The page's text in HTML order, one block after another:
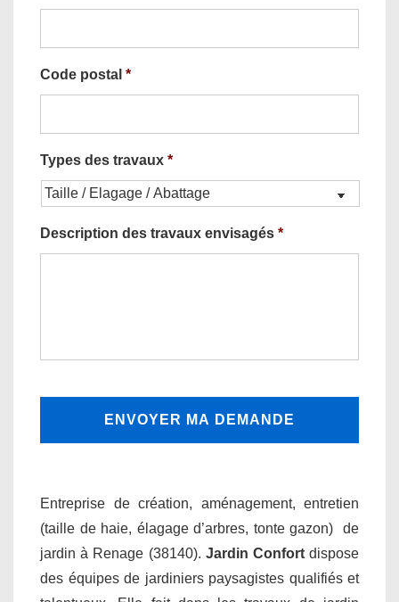
Code postal *
Types des travaux *
Description des travaux envisagés *
Entreprise de création, aménagement, entretien
(taille de haie, élagage d’arbres, tonte gazon) de
jardin à Renage (38140). Jardin Confortdispose
des équipes de jardiniers paysagistes qualifiés et